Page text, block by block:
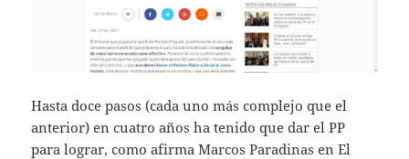
Hasta doce pasos (cada uno más complejo que el
anterior) en cuatro años ha tenido que dar el PP
para lograr, como afirma Marcos Paradinas en El